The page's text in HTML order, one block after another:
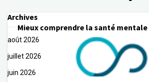
Archives
août 2026
juillet 2026
juin 2026
Mieux comprendre la santé mentale